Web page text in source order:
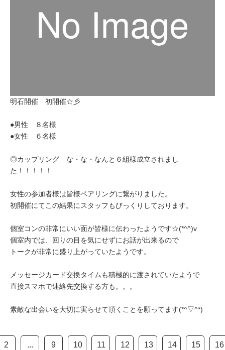
明石開催 初開催☆彡
●男性 ８名様
●女性 ６名様
◎カップリング な・な・なんと６組様成立されまし
た！！！！！
女性の参加者様は皆様ペアリングに繋がりました。
初開催にてこの結果にスタッフもびっくりしております。
個室コンの非常にいい面が皆様に伝わったようです☆(*^^)v
個室内では、回りの目を気にせずにお話が出来るので
トークが非常に盛り上がっていたようです。
メッセージカード交換タイムも積極的に渡されていたようで
直接スマホで連絡先交換する方も。。。
素敵な出会いを大切に実らせて頂くことを願ってます(*^▽^*)
2 ... 9 10 11 12 13 14 15 16